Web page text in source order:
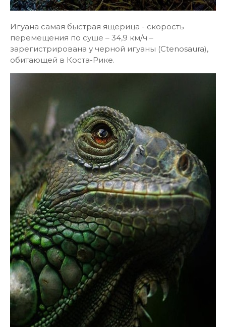
Игуана самая быстрая ящерица - скорость
перемещения по суше – 34,9 км/ч –
зарегистрирована у черной игуаны (Ctenosaura),
обитающей в Коста-Рике.